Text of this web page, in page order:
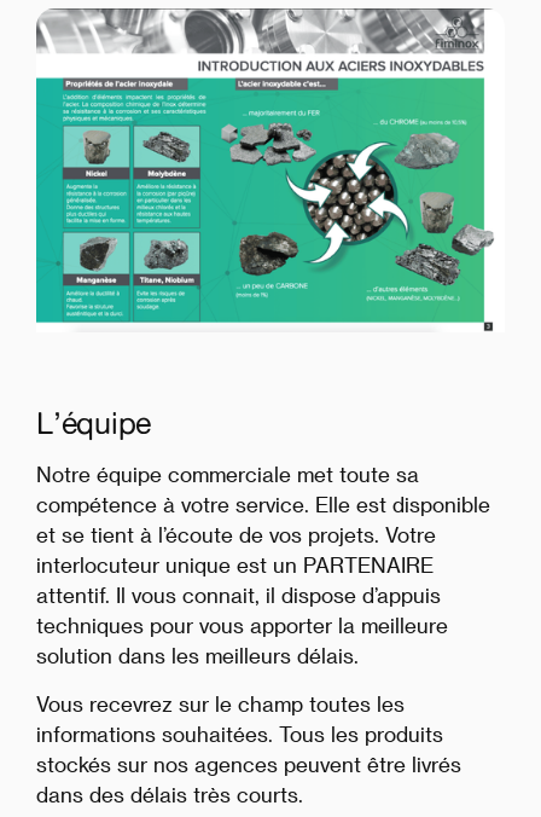
L’équipe
Notre équipe commerciale met toute sa
compétence à votre service. Elle est disponible
et se tient à l’écoute de vos projets. Votre
interlocuteur unique est un PARTENAIRE
attentif. Il vous connait, il dispose d’appuis
techniques pour vous apporter la meilleure
solution dans les meilleurs délais.
Vous recevrez sur le champ toutes les
informations souhaitées. Tous les produits
stockés sur nos agences peuvent être livrés
dans des délais très courts.